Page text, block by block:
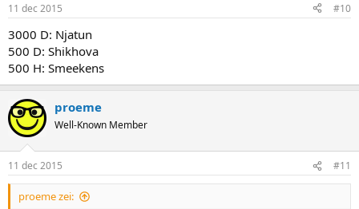
11 dec 2015 #10
3000 D: Njatun
500 D: Shikhova
500 H: Smeekens
proeme
Well-Known Member
11 dec 2015 #11
proeme zei: